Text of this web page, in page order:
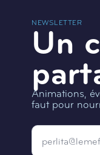
NEWSLETTER
Un
Animations,
faut pour
Email